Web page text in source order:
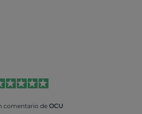
comentario de OCU